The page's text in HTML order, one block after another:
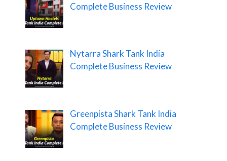
Complete Business Review
Nytarra Shark Tank India
Complete Business Review
Greenpista Shark Tank India
Complete Business Review